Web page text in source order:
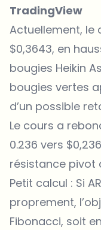
TradingView
Actuellement, le
$0,3643, en
bougies Heikin
bougies vertes
d’un possible
Le cours a
0.236 vers
résistance pivot
Petit calcul : Si
proprement,
Fibonacci, soit